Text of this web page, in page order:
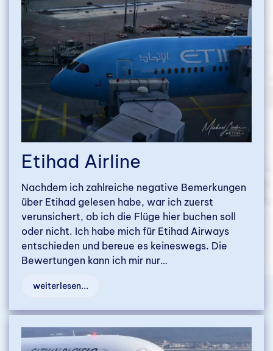
Etihad Airline
Nachdem ich zahlreiche negative Bemerkungen
über Etihad gelesen habe, war ich zuerst
verunsichert, ob ich die Flüge hier buchen soll
oder nicht. Ich habe mich für Etihad Airways
entschieden und bereue es keineswegs. Die
Bewertungen kann ich mir nur…
weiterlesen...